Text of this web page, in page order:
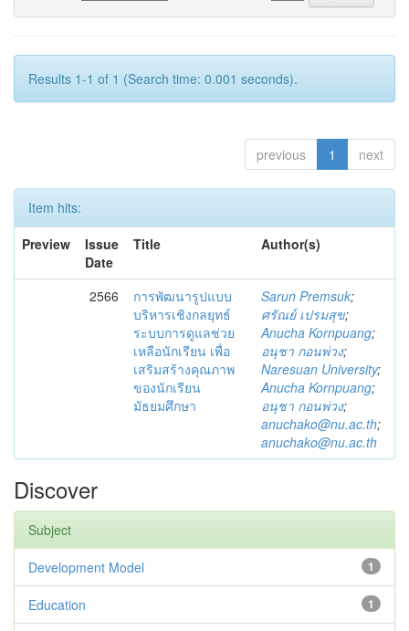
Results 1-1 of 1 (Search time: 0.001 seconds).
previous 1 next
Item hits:
Preview
Issue
Date
Title Author(s)
2566
การพัฒนารูปแบบ
บริหารเชิงกลยุทธ์
ระบบการดูแลช่วย
เหลือนักเรียน เพื่อ
เสริมสร้างคุณภาพ
ของนักเรียน
มัธยมศึกษา
Sarun Premsuk;
ศรัณย์ เปรมสุข;
Anucha Kornpuang;
อนุชา กอนพ่วง;
Naresuan University;
Anucha Kornpuang;
อนุชา กอนพ่วง;
anuchako@nu.ac.th;
anuchako@nu.ac.th
Discover
Subject
1
Development Model
1
Education